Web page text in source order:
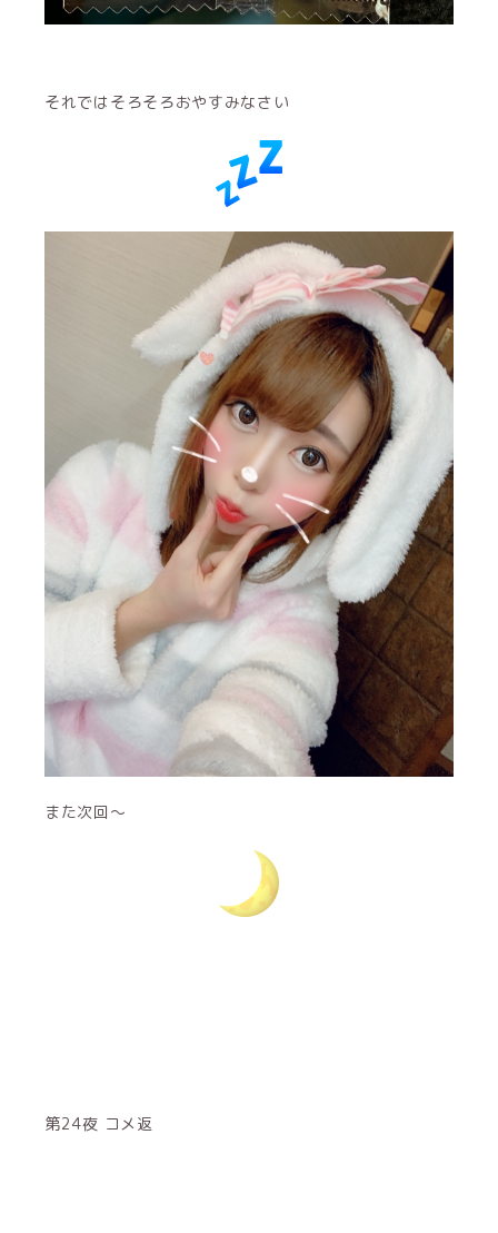
それではそろそろおやすみなさい
また次回〜
第24夜 コメ返